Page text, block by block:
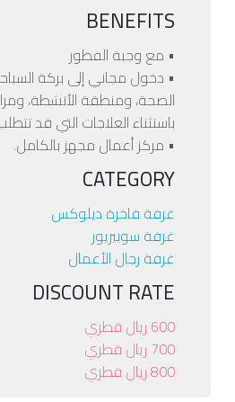
BENEFITS
• مع وجبة الفطور
• دخول مجاني إلى بركة
الصحة، ومنطقة الأنشطة،
باستثناء العلاجات التي قد
• مركز أعمال مجهز بالكامل.
CATEGORY
غرفة فاخرة ديلوكس
غرفة سوبيريور
غرفة رجال الأعمال
DISCOUNT RATE
600 ريال قطري
700 ريال قطري
800 ريال قطري